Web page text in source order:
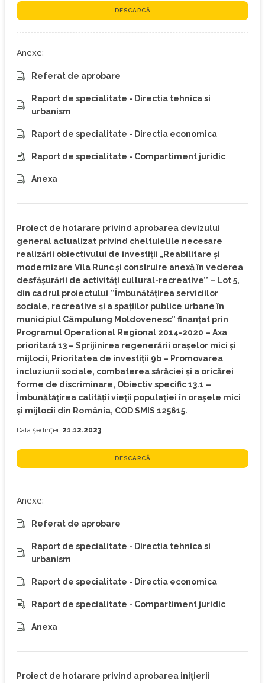
DESCARCĂ
Anexe:
Referat de aprobare
Raport de specialitate - Directia tehnica si
urbanism
Raport de specialitate - Directia economica
Raport de specialitate - Compartiment juridic
Anexa
Proiect de hotarare privind aprobarea devizului
general actualizat privind cheltuielile necesare
realizării obiectivului de investiţii „Reabilitare și
modernizare Vila Runc și construire anexă în vederea
desfășurării de activități cultural-recreative’’ – Lot 5,
din cadrul proiectului ’’Îmbunătățirea serviciilor
sociale, recreative și a spațiilor publice urbane în
municipiul Câmpulung Moldovenesc’’ finanțat prin
Programul Operational Regional 2014-2020 – Axa
prioritară 13 – Sprijinirea regenerării orașelor mici și
mijlocii, Prioritatea de investiții 9b – Promovarea
incluziunii sociale, combaterea sărăciei și a oricărei
forme de discriminare, Obiectiv specific 13.1 –
Îmbunătățirea calității vieții populației în orașele mici
și mijlocii din România, COD SMIS 125615.
Data ședinței: 21.12.2023
DESCARCĂ
Anexe:
Referat de aprobare
Raport de specialitate - Directia tehnica si
urbanism
Raport de specialitate - Directia economica
Raport de specialitate - Compartiment juridic
Anexa
Proiect de hotarare privind aprobarea inițierii